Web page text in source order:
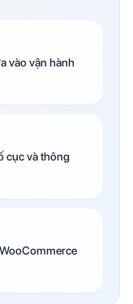
vào vận hành
cục và thông